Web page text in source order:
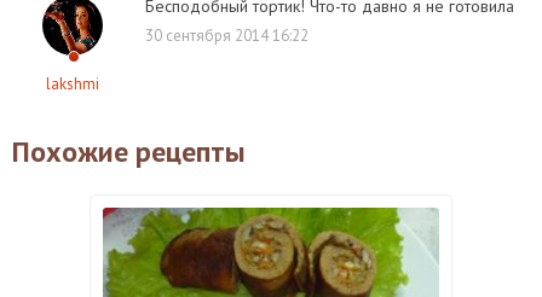
lakshmi
Бесподобный тортик! Что-то давно я не готовила
30 сентября 2014 16:22
Похожие рецепты